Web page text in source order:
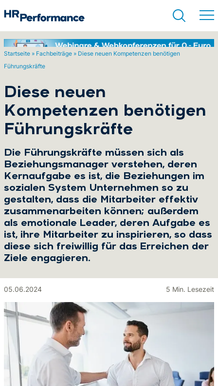
Startseite » Fachbeiträge » Diese neuen Kompetenzen benötigen
Führungskräfte
Diese neuen
Kompetenzen benötigen
Führungskräfte
Die Führungskräfte müssen sich als
Beziehungsmanager verstehen, deren
Kernaufgabe es ist, die Beziehungen im
sozialen System Unternehmen so zu
gestalten, dass die Mitarbeiter effektiv
zusammenarbeiten können; außerdem
als emotionale Leader, deren Aufgabe es
ist, ihre Mitarbeiter zu inspirieren, so dass
diese sich freiwillig für das Erreichen der
Ziele engagieren.
05.06.2024 5 Min. Lesezeit